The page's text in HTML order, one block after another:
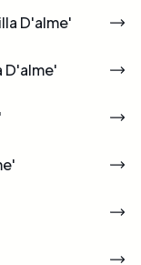
D'alme'
D'alme'